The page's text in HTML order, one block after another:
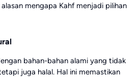
mengapa Kahf menjadi pilihan
bahan-bahan alami yang tidak
juga halal. Hal ini memastikan